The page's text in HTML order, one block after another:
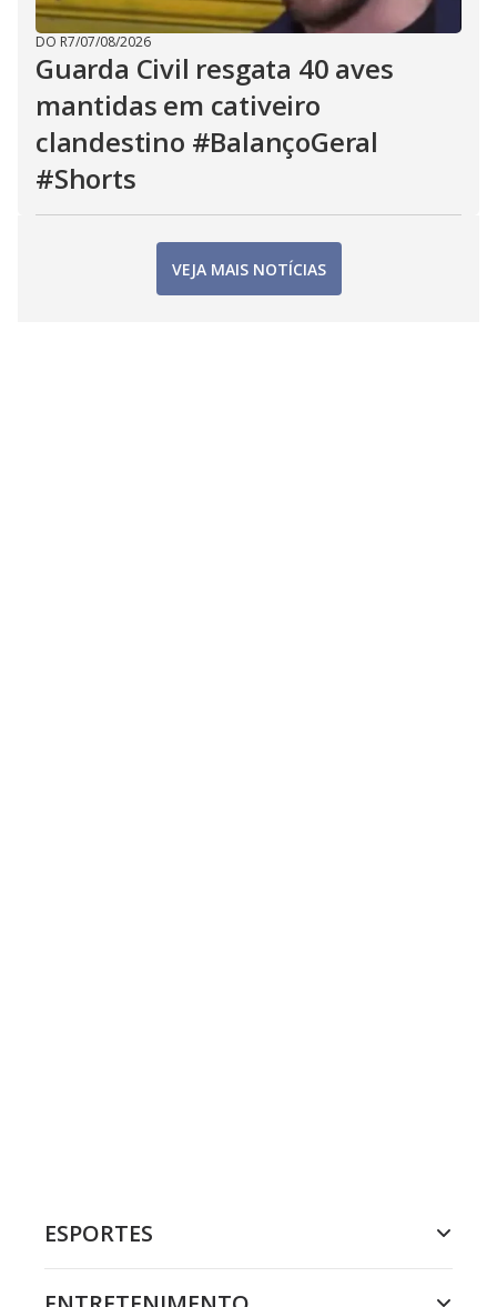
DO R7/07/08/2026
Guarda Civil resgata 40 aves
mantidas em cativeiro
clandestino #BalançoGeral
#Shorts
VEJA MAIS NOTÍCIAS
ESPORTES